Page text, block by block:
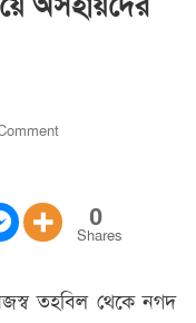
On
ও
খাদ্য
অসহায়দের
0
Shares
তহবিল থেকে নগদ